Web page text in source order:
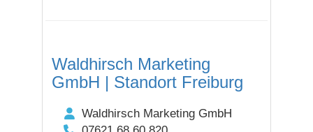
Waldhirsch Marketing
GmbH | Standort Freiburg
Waldhirsch Marketing GmbH